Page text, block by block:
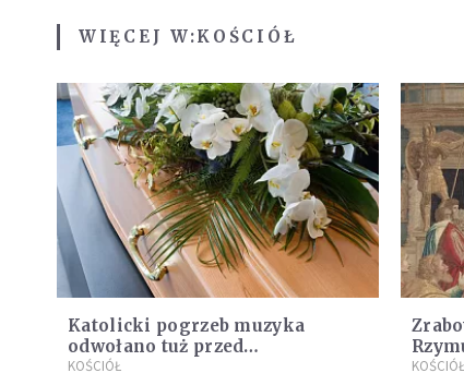
WIĘCEJ W:KOŚCIÓŁ
Katolicki pogrzeb muzyka
odwołano tuż przed
uroczystością. Powodem była
KOŚCIÓŁ KOŚCIÓŁ